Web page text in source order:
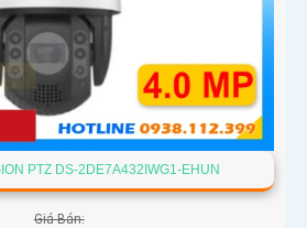
PTZ DS-2DE7A432IWG1-EHUN
Giá Bán: